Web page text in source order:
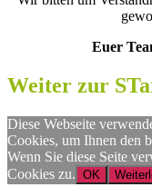
Euer
Weiter zur
Diese Webseite
Cookies, um Ihnen den
Wenn Sie diese Seite
Cookies zu. OK